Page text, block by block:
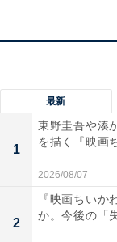
「P&Gジャパ
企業も
最新
1
東野圭吾や湊
を描く『映画
2026/08/07
2
『映画ちい
か。今後の「